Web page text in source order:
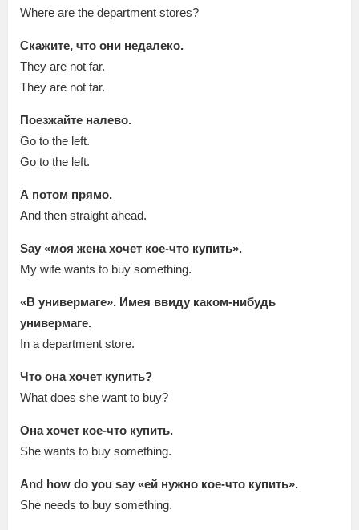
Where are the department stores?
Скажите, что они недалеко.
They are not far.
They are not far.
Поезжайте налево.
Go to the left.
Go to the left.
А потом прямо.
And then straight ahead.
Say «моя жена хочет кое-что купить».
My wife wants to buy something.
«В универмаге». Имея ввиду каком-нибудь
универмаге.
In a department store.
Что она хочет купить?
What does she want to buy?
Она хочет кое-что купить.
She wants to buy something.
And how do you say «ей нужно кое-что купить».
She needs to buy something.